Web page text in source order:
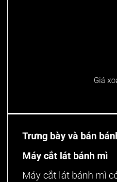
Giá
Trưng bày và bán
Máy cắt lát bánh mì
Máy cắt lát bánh mì